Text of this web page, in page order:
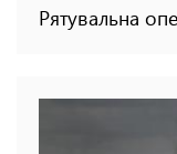
Рятувальна